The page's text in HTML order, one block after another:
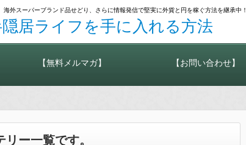
外スーパーブランド品せどり、さらに情報発信で堅実に外貨と円を稼ぐ方法を継承中！
居ライフを手に入れる方法
【無料メルマガ】 【お問い合わせ】
ー一覧です。